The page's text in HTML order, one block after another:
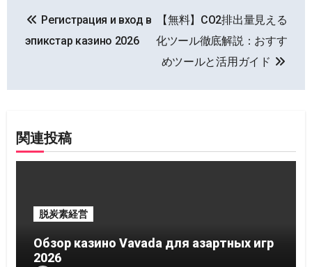
稿
ビ
ー
Регистрация и вход в
эпикстар казино 2026
【無料】CO2排出量見える
化ツール徹底解説：おすす
めツールと活用ガイド
関連投稿
脱炭素経営
Обзор казино Vavada для азартных игр
2026